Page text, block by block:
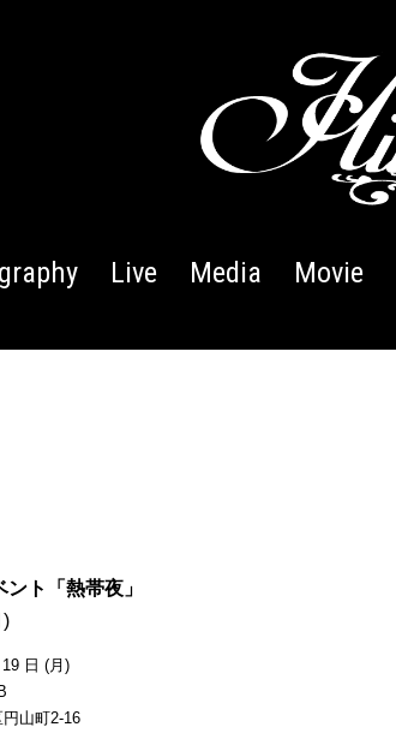
Live Media Movie
ト「熱帯夜」
)
日 (月)
山町2-16